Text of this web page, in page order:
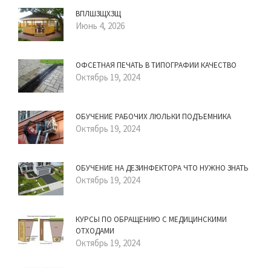
ВПЛШЗЩХЗЩ
Июнь 4, 2026
ОФСЕТНАЯ ПЕЧАТЬ В ТИПОГРАФИИ КАЧЕСТВО
Октябрь 19, 2024
ОБУЧЕНИЕ РАБОЧИХ ЛЮЛЬКИ ПОДЪЕМНИКА
Октябрь 19, 2024
ОБУЧЕНИЕ НА ДЕЗИНФЕКТОРА ЧТО НУЖНО ЗНАТЬ
Октябрь 19, 2024
КУРСЫ ПО ОБРАЩЕНИЮ С МЕДИЦИНСКИМИ
ОТХОДАМИ
Октябрь 19, 2024